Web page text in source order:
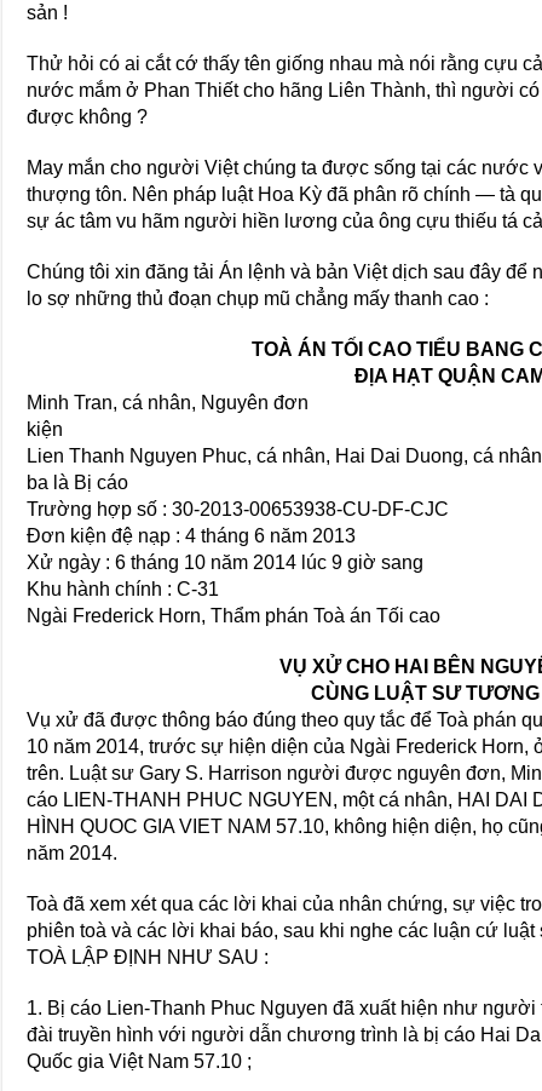
sản !
Thử hỏi có ai cắt cớ thấy tên giống nhau mà nói rằng cựu
nước mắm ở Phan Thiết cho hãng Liên Thành, thì người
được không ?
May mắn cho người Việt chúng ta được sống tại các nước
thượng tôn. Nên pháp luật Hoa Kỳ đã phân rõ chính — tà
sự ác tâm vu hãm người hiền lương của ông cựu thiếu tá
Chúng tôi xin đăng tải Án lệnh và bản Việt dịch sau đây
lo sợ những thủ đoạn chụp mũ chẳng mấy thanh cao :
TOÀ ÁN TỐI CAO TIỂU BANG
ĐỊA HẠT QUẬN
Minh Tran, cá nhân, Nguyên đơn
kiện
Lien Thanh Nguyen Phuc, cá nhân, Hai Dai Duong, cá
ba là Bị cáo
Trường hợp số : 30-2013-00653938-CU-DF-CJC
Đơn kiện đệ nạp : 4 tháng 6 năm 2013
Xử ngày : 6 tháng 10 năm 2014 lúc 9 giờ sang
Khu hành chính : C-31
Ngài Frederick Horn, Thẩm phán Toà án Tối cao
VỤ XỬ CHO HAI BÊN
CÙNG LUẬT SƯ
Vụ xử đã được thông báo đúng theo quy tắc để Toà phán
10 năm 2014, trước sự hiện diện của Ngài Frederick Horn,
trên. Luật sư Gary S. Harrison người được nguyên đơn,
cáo LIEN-THANH PHUC NGUYEN, một cá nhân, HAI DAI
HÌNH QUOC GIA VIET NAM 57.10, không hiện diện, họ
năm 2014.
Toà đã xem xét qua các lời khai của nhân chứng, sự việc
phiên toà và các lời khai báo, sau khi nghe các luận cứ
TOÀ LẬP ĐỊNH NHƯ SAU :
1. Bị cáo Lien-Thanh Phuc Nguyen đã xuất hiện như
đài truyền hình với người dẫn chương trình là bị cáo Hai
Quốc gia Việt Nam 57.10 ;